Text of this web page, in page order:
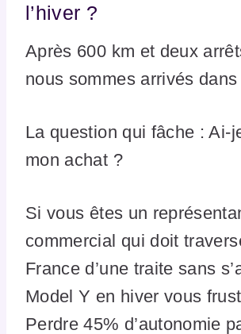
l’hiver ?
Après 600 km et deux
nous sommes arrivés
La question qui fâche : Ai-
mon achat ?
Si vous êtes un
commercial qui doit
France d’une traite sans
Model Y en hiver vous
Perdre 45% d’autonomie